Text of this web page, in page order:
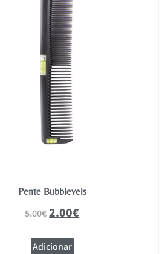
Pente Bubblevels
5.00€2.00€
Adicionar